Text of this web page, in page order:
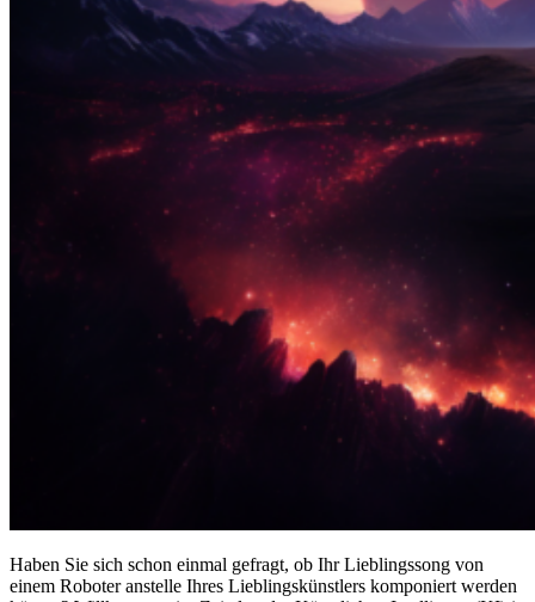
Haben Sie sich schon einmal gefragt, ob Ihr Lieblingssong von
einem Roboter anstelle Ihres Lieblingskünstlers komponiert werden